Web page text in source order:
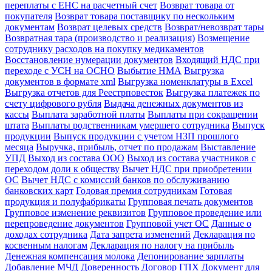
переплаты с ЕНС на расчетный счет Возврат товара от
покупателя Возврат товара поставщику по нескольким
документам Возврат целевых средств Возврат/невозврат тары
Возвратная тара (производство и реализация) Возмещение
сотруднику расходов на покупку медикаментов
Восстановление нумерации документов Входящий НДС при
переходе с УСН на ОСНО Выбытие НМА Выгрузка
документов в формате xml Выгрузка номенклатуры в Excel
Выгрузка отчетов для Реестрповесток Выгрузка платежек по
счету цифрового рубля Выдача денежных документов из
кассы Выплата заработной платы Выплаты при сокращении
штата Выплаты родственникам умершего сотрудника Выпуск
продукции Выпуск продукции с учетом НЗП прошлого
месяца Выручка, прибыль, отчет по продажам Выставление
УПД Выход из состава ООО Выход из состава участников с
переходом доли к обществу Вычет НДС при приобретении
ОС Вычет НДС с комиссий банков по обслуживанию
банковских карт Годовая премия сотрудникам Готовая
продукция и полуфабрикаты Групповая печать документов
Групповое изменение реквизитов Групповое проведение или
перепроведение документов Групповой учет ОС Данные о
доходах сотрудника Дата запрета изменений Декларация по
косвенным налогам Декларация по налогу на прибыль
Денежная компенсация молока Депонирование зарплаты
Добавление МЧД Доверенность Договор ГПХ Документ для